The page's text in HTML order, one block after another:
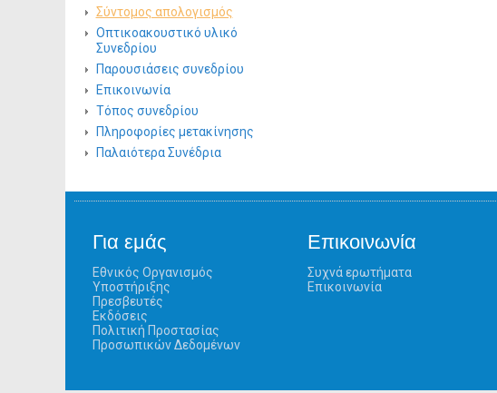
Σύντομος απολογισμός
Οπτικοακουστικό υλικό
Συνεδρίου
Παρουσιάσεις συνεδρίου
Επικοινωνία
Τόπος συνεδρίου
Πληροφορίες μετακίνησης
Παλαιότερα Συνέδρια
Για εμάς
Εθνικός Οργανισμός
Υποστήριξης
Πρεσβευτές
Εκδόσεις
Πολιτική Προστασίας
Προσωπικών Δεδομένων
Επικοινωνία
Συχνά ερωτήματα
Επικοινωνία